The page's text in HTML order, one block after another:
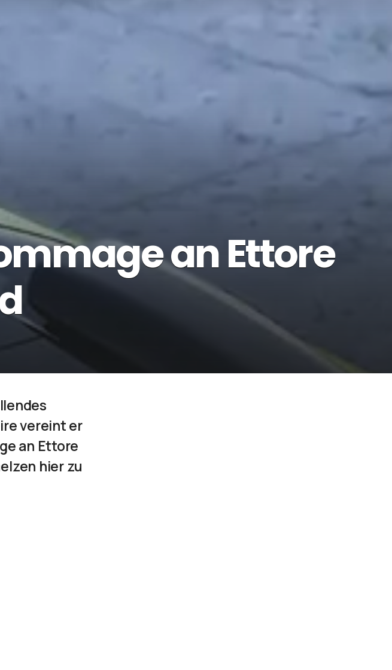
an Ettore
vereint er
an Ettore
hier zu